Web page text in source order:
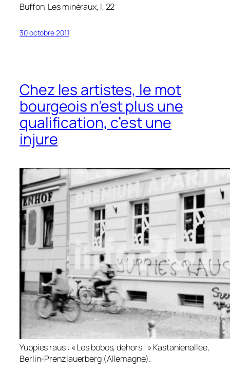
Buffon, Les minéraux, I, 22
30 octobre 2011
Chez les artistes, le mot
bourgeois n’est plus une
qualification, c’est une
injure
Yuppies raus: « Les bobos, dehors ! » Kastanienallee,
Berlin-Prenzlauerberg (Allemagne).